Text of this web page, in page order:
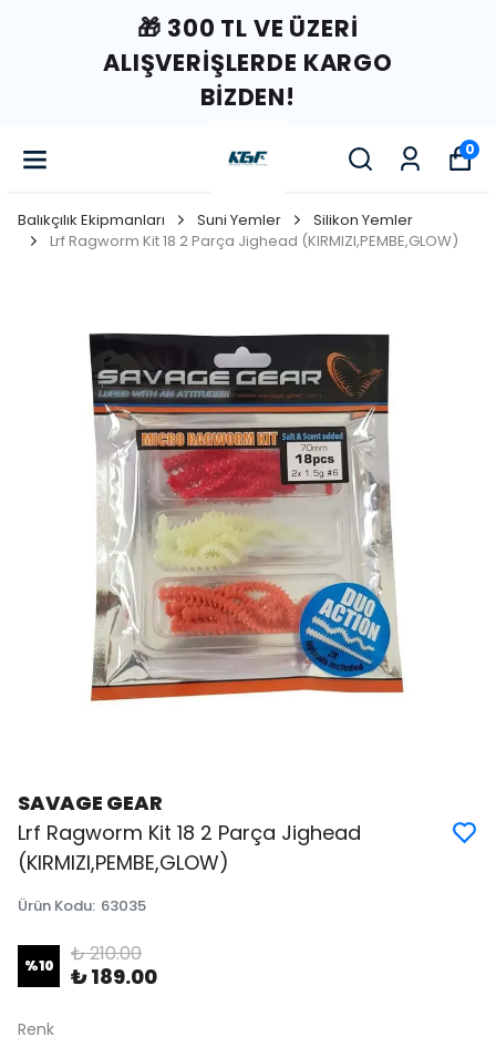
🎁 300 TL VE ÜZERI
ALIŞVERIŞLERDE KARGO
BIZDEN!
0
Balıkçılık Ekipmanları Suni Yemler
Silikon Yemler
Lrf Ragworm Kit 18 2 Parça Jighead (KIRMIZI,PEMBE,GLOW)
SAVAGE GEAR
Lrf Ragworm Kit 18 2 Parça Jighead
(KIRMIZI,PEMBE,GLOW)
Ürün Kodu: 63035
%10 ₺ 210.00
₺ 189.00
Renk